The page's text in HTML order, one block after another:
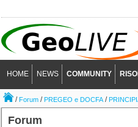
HOME NEWS COMMUNITY
/Forum /PREGEO e DOCFA/
Forum